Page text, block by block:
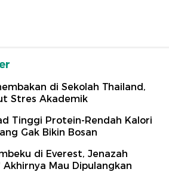
di Sekolah Thailand,
Stres Akademik
Tinggi Protein-Rendah Kalori
Gak Bikin Bosan
di Everest, Jenazah
Mau Dipulangkan